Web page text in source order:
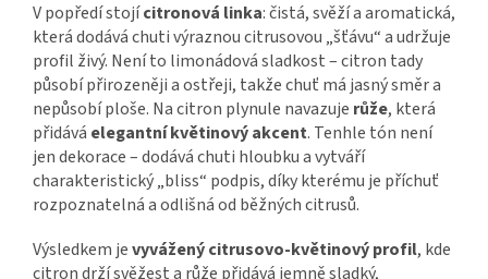
V popředí stojícitronová linka: čistá, svěží a aromatická,
která dodává chuti výraznou citrusovou „šťávu“ a udržuje
profil živý. Není to limonádová sladkost – citron tady
působí přirozeněji a ostřeji, takže chuť má jasný směr a
nepůsobí ploše. Na citron plynule navazuje růže, která
přidává elegantní květinový akcent. Tenhle tón není
jen dekorace – dodává chuti hloubku a vytváří
charakteristický „bliss“ podpis, díky kterému je příchuť
rozpoznatelná a odlišná od běžných citrusů.
Výsledkem jevyvážený citrusovo-květinový profil, kde
citron drží svěžest a růže přidává jemně sladký,